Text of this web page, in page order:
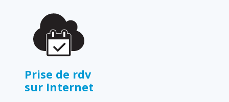
Prise de rdv
sur Internet